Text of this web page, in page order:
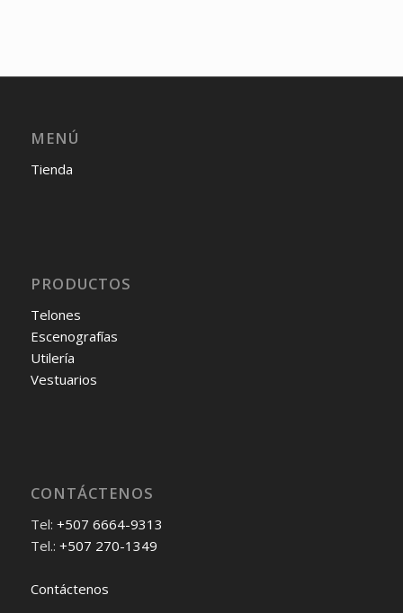
MENÚ
Tienda
PRODUCTOS
Telones
Escenografías
Utilería
Vestuarios
CONTÁCTENOS
Tel: +507 6664-9313
Tel.: +507 270-1349
Contáctenos